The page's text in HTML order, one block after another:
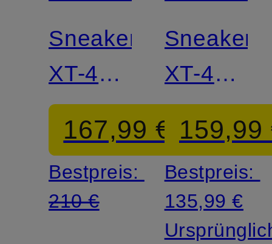
Sneaker
XT-4
OG
GTX
167,99 €
Bestpreis:
210 €
Sneaker
XT-4
OG
159,99
Bestpreis:
135,99 €